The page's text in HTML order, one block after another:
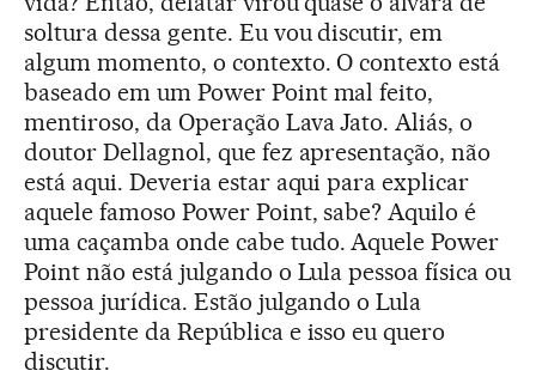
soltura dessa gente. Eu vou discutir, em
algum momento, o contexto. O contexto está
baseado em um Power Point mal feito,
mentiroso, da Operação Lava Jato. Aliás, o
doutor Dellagnol, que fez apresentação, não
está aqui. Deveria estar aqui para explicar
aquele famoso Power Point, sabe? Aquilo é
uma caçamba onde cabe tudo. Aquele Power
Point não está julgando o Lula pessoa física ou
pessoa jurídica. Estão julgando o Lula
presidente da República e isso eu quero
discutir.